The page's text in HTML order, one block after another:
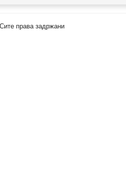
права задржани